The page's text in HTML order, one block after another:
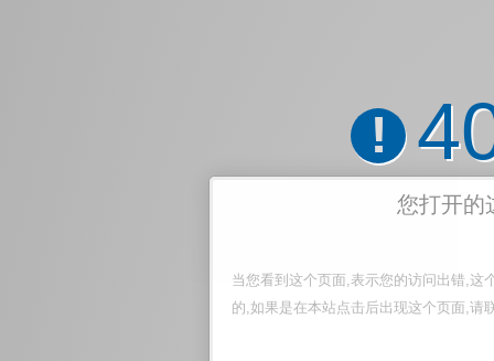
!
您打开的
当您看到这个页面,表示您的访问出错,这
的,如果是在本站点击后出现这个页面,请